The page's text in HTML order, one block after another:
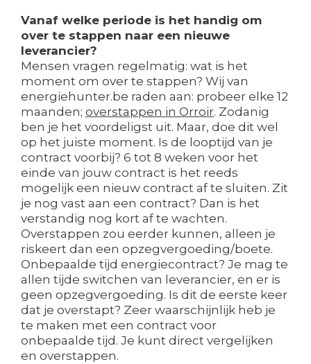
Vanaf welke periode is het handig om
over te stappen naar een nieuwe
leverancier?
Mensen vragen regelmatig: wat is het
moment om over te stappen? Wij van
energiehunter.be raden aan: probeer elke 12
maanden; overstappen in Orroir. Zodanig
ben je het voordeligst uit. Maar, doe dit wel
op het juiste moment. Is de looptijd van je
contract voorbij? 6 tot 8 weken voor het
einde van jouw contract is het reeds
mogelijk een nieuw contract af te sluiten. Zit
je nog vast aan een contract? Dan is het
verstandig nog kort af te wachten.
Overstappen zou eerder kunnen, alleen je
riskeert dan een opzegvergoeding/boete.
Onbepaalde tijd energiecontract? Je mag te
allen tijde switchen van leverancier, en er is
geen opzegvergoeding. Is dit de eerste keer
dat je overstapt? Zeer waarschijnlijk heb je
te maken met een contract voor
onbepaalde tijd. Je kunt direct vergelijken
en overstappen.